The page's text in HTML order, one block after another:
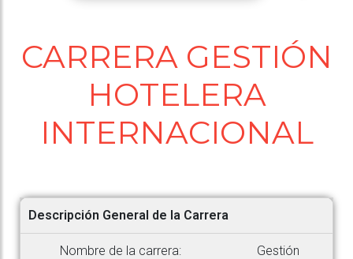
CARRERA GESTIÓN
HOTELERA
INTERNACIONAL
Descripción General de la Carrera
Nombre de la carrera: Gestión